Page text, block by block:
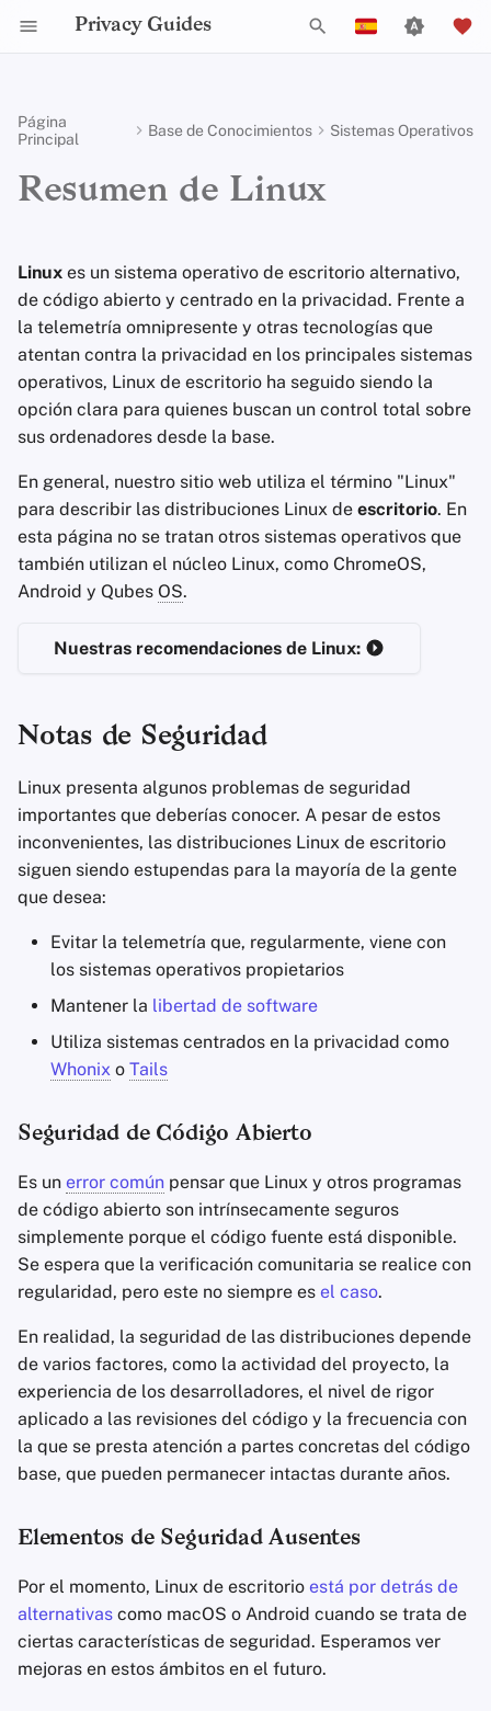
Privacy Guides
a
l
i
z
d
o
b
u
e
d
עִברִית
Nederlands
中文 (繁體)
中文 (繁體，台灣)
Русский
Introducción a las
Eligiendo Tu Hardware
Seguridad del correo
electrónico
Vista General de VPN
Resumen DNS
Resumen de Tor
Tipos de redes de
comunicación
Notas de Seguridad
Seguridad de Código Abierto
Ausentes
Elegir tu distribución
Ciclo de lanzamiento
Actualizaciones Tradicionales
la seguridad"
Distribuciones basadas en
Recomendaciones Generales
Cifrado de Unidad
Firmware de Propietario
(Actualizaciones de
Microcódigo)
Actualizaciones
Controles de Permisos
Ajustes de privacidad
Aleatorización de direcciones
Mac
Otros identificadores
Configuración de las
Directivas de Grupo
Herramientas de
Servidores de Correo
Gestión de Archivos
Navegación por Internet
Navegadores de
Navegadores Móviles
Extensiones de
Navegador
Proveedores
Solucionadores DNS
Alias de correo
electrónico
Servicios Financieros
Gestión de
Software
Sincronización del
Criptomonedas
Edición de Datos y
Metadatos
Colaboración en
Clientes de Correo
Electrónico
Software de Cifrado
archivos
Herramientas
Lingüísticas
Autenticación
Multifactor
Agregadores de
Suites de ofimática
Administradores de
Contraseñas
Pastebins
Comunicación en
Real
Redes Sociales
Hardware
Llaves de seguridad
Sistemas Operativos
Escritorio/PC
Avanzado
Integridad del
Activist Toolbox
Choose Your Tools
Support The Community
Build Alliances
Make It Accessible
Uphold Integrity
Stay Persistent
Take Action!
Legal Resources
Sobre Privacy Guides
Donar
Políticas
Política de Aceptación de
Política Ejecutiva
Política de Privacidad
Avisos y Descargos de
Responsabilidad
Comunidad
Colaboradores
Código de Conducta
Estadísticas de tráfico
Contribuir
Guías Técnicas
Página
Principal
Base de Conocimientos Sistemas Operativos
Resumen de Linux
Linux es un sistema operativo de escritorio alternativo,
de código abierto y centrado en la privacidad. Frente a
la telemetría omnipresente y otras tecnologías que
atentan contra la privacidad en los principales sistemas
operativos, Linux de escritorio ha seguido siendo la
opción clara para quienes buscan un control total sobre
sus ordenadores desde la base.
En general, nuestro sitio web utiliza el término "Linux"
para describir las distribuciones Linux de escritorio. En
esta página no se tratan otros sistemas operativos que
también utilizan el núcleo Linux, como ChromeOS,
Android y Qubes OS.
Nuestras recomendaciones de Linux:
Notas de Seguridad
Linux presenta algunos problemas de seguridad
importantes que deberías conocer. A pesar de estos
inconvenientes, las distribuciones Linux de escritorio
siguen siendo estupendas para la mayoría de la gente
que desea:
Evitar la telemetría que, regularmente, viene con
los sistemas operativos propietarios
Mantener la libertad de software
Utiliza sistemas centrados en la privacidad como
Whonix o Tails
Seguridad de Código Abierto
Es un error común pensar que Linux y otros programas
de código abierto son intrínsecamente seguros
simplemente porque el código fuente está disponible.
Se espera que la verificación comunitaria se realice con
regularidad, pero este no siempre es el caso.
En realidad, la seguridad de las distribuciones depende
de varios factores, como la actividad del proyecto, la
experiencia de los desarrolladores, el nivel de rigor
aplicado a las revisiones del código y la frecuencia con
la que se presta atención a partes concretas del código
base, que pueden permanecer intactas durante años.
Elementos de Seguridad Ausentes
Por el momento, Linux de escritorio está por detrás de
alternativas como macOS o Android cuando se trata de
ciertas características de seguridad. Esperamos ver
mejoras en estos ámbitos en el futuro.